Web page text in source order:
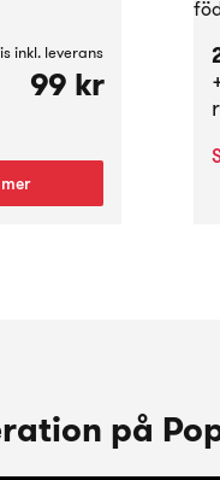
inkl. leverans
99 kr
på